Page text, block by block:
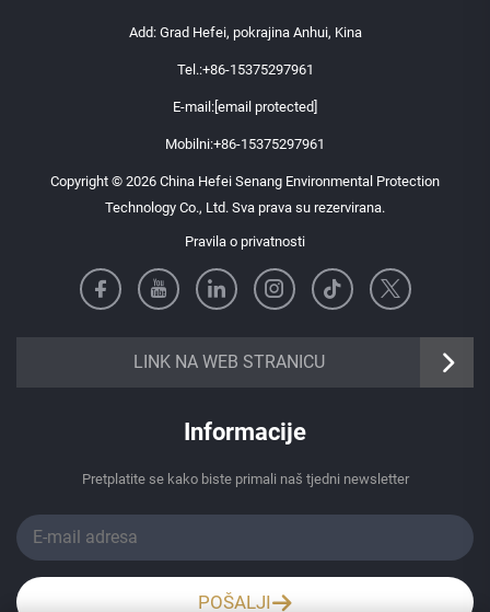
Add: Grad Hefei, pokrajina Anhui, Kina
Tel.:+86-15375297961
E-mail: [email protected]
Mobilni:+86-15375297961
Copyright © 2026 China Hefei Senang Environmental Protection
Technology Co., Ltd. Sva prava su rezervirana.
Pravila o privatnosti
LINK NA WEB STRANICU
https://senangbz.en.alibaba.com
Informacije
Pretplatite se kako biste primali naš tjedni newsletter
POŠALJI